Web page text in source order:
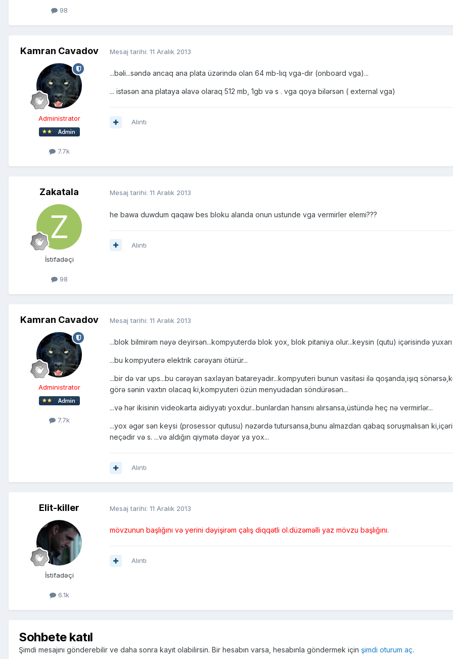
98
Kamran Cavadov
Administrator
7.7k
Mesaj tarihi: 11 Aralık 2013
...bəli...səndə ancaq ana plata üzərində olan 64 mb-lıq vga-dır (onboard vga)...
... istəsən ana plataya əlavə olaraq 512 mb, 1gb və s . vga qoya bilərsən ( external vga)
Alıntı
Zakatala
İstifadəçi
98
Mesaj tarihi: 11 Aralık 2013
he bawa duwdum qaqaw bes bloku alanda onun ustunde vga vermirler elemi???
Alıntı
Kamran Cavadov
Administrator
7.7k
Mesaj tarihi: 11 Aralık 2013
...blok bilmirəm nəyə deyirsən...kompyuterdə blok yox, blok pitaniya olur...keysin (qutu) içərisində
...bu kompyuterə elektrik cərəyanı ötürür...
...bir də var ups...bu cərəyan saxlayan batareyadır...kompyuteri bunun vasitəsi ilə qoşanda,işıq
görə sənin vaxtın olacaq ki,kompyuteri özün menyudadan söndürəsən...
...və hər ikisinin videokarta aidiyyatı yoxdur...bunlardan hansını alırsansa,üstündə heç nə vermirlər...
...yox əgər sən keysi (prosessor qutusu) nəzərdə tutursansa,bunu almazdan qabaq soruşmalısan
neçədir və s. ...və aldığın qiymətə dəyər ya yox...
Alıntı
Elit-killer
İstifadəçi
6.1k
Mesaj tarihi: 11 Aralık 2013
mövzunun başlığını və yerini dəyişirəm çalış diqqətli ol.düzəməlli yaz mövzu başlığını.
Alıntı
Sohbete katıl
Şimdi mesajını gönderebilir ve daha sonra kayıt olabilirsin. Bir hesabın varsa, hesabınla göndermek için şimdi oturum aç.